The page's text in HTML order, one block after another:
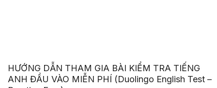
HƯỚNG DẪN THAM GIA BÀI KIỂM TRA TIẾNG
ANH ĐẦU VÀO MIỄN PHÍ (Duolingo English Test –